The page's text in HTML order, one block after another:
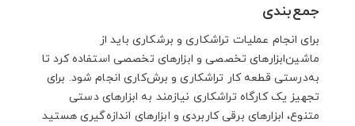
جمع‌بندی
برای انجام عملیات تراشکاری و برشکاری باید از
ماشین‌ابزارهای تخصصی و ابزارهای تخصصی استفاده کرد تا
به‌درستی قطعه کار تراشکاری و برش‌کاری انجام شود. برای
تجهیز یک کارگاه تراشکاری نیازمند به ابزارهای دستی
متنوع، ابزارهای برقی کاربردی و ابزارهای اندازه‌گیری هستید